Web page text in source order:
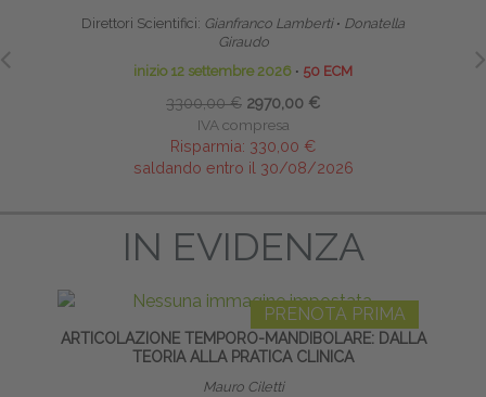
Direttori Scientifici: Gianfranco Lamberti ∙ Donatella
Giraudo
inizio 12 settembre 2026 ∙ 50 ECM
3300,00 € 2970,00 €
IVA compresa
Risparmia: 330,00 €
saldando entro il 30/08/2026
IN EVIDENZA
PRENOTA PRIMA
ARTICOLAZIONE TEMPORO-MANDIBOLARE: DALLA
TEORIA ALLA PRATICA CLINICA
Mauro Ciletti